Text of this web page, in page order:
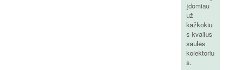
įdomiau
už
kažkokiu
s kvailus
saulės
kolektoriu
s.